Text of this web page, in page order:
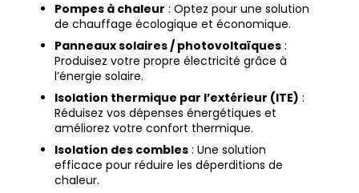
Pompes à chaleur : Optez pour une solution
de chauffage écologique et économique.
Panneaux solaires / photovoltaïques :
Produisez votre propre électricité grâce à
l’énergie solaire.
Isolation thermique par l’extérieur (ITE) :
Réduisez vos dépenses énergétiques et
améliorez votre confort thermique.
Isolation des combles : Une solution
efficace pour réduire les déperditions de
chaleur.